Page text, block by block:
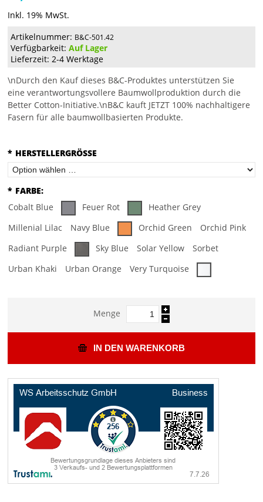
Inkl. 19% MwSt.
Artikelnummer: B&C-501.42
Verfügbarkeit:Auf Lager
Lieferzeit: 2-4 Werktage
\nDurch den Kauf dieses B&C-Produktes unterstützen Sie
eine verantwortungsvollere Baumwollproduktion durch die
Better Cotton-Initiative.\nB&C kauft JETZT 100% nachhaltigere
Fasern für alle baumwollbasierten Produkte.
* HERSTELLERGRÖSSE
* FARBE:
Cobalt Blue
Feuer Rot
Heather Grey
Millenial Lilac
Navy Blue Orchid Green
Orchid Pink
Radiant Purple
Sky Blue Solar Yellow
Sorbet
Urban Khaki
Urban Orange Very Turquoise
Menge
IN DEN WARENKORB